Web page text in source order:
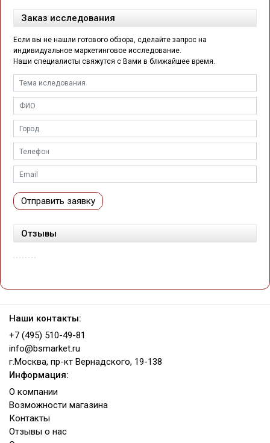
Заказ исследования
Если вы не нашли готового обзора, сделайте запрос на
индивидуальное маркетинговое исследование.
Наши специалисты свяжутся с Вами в ближайшее время.
Отправить заявку
Отзывы
Наши контакты:
+7 (495) 510-49-81
info@bsmarket.ru
г.Москва, пр-кт Вернадского, 19-138
Информация:
О компании
Возможности магазина
Контакты
Отзывы о нас